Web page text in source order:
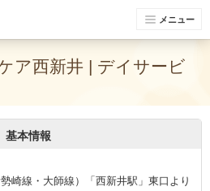
メニュー
ア西新井 | デイサービ
基本情報
崎線・大師線）「西新井駅」東口より